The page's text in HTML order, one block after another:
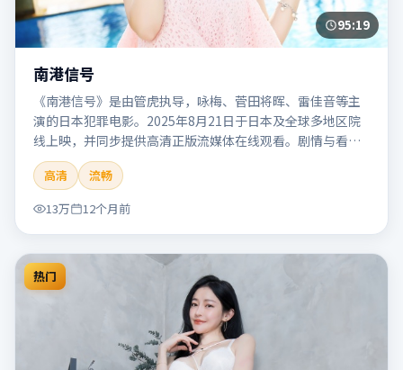
95:19
南港信号
《南港信号》是由管虎执导，咏梅、菅田将晖、雷佳音等主
演的日本犯罪电影。2025年8月21日于日本及全球多地区院
线上映，并同步提供高清正版流媒体在线观看。剧情与看
点：聚焦案件与人性灰色地带，张力十足，兼具社会观察与
戏剧冲突。本片适合检索「南港信号」「管虎」「犯罪」
「日本」「2025」「2025-08-21上映」等关键词的影迷阅读
简介与主创信息。
高清
流畅
13万
12个月前
热门